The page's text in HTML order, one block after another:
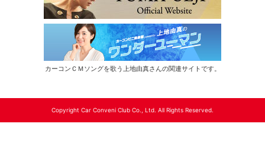
カーコンＣＭソングを歌う上地由真さんの関連サイトです。
Copyright Car Conveni Club Co., Ltd. All Rights Reserved.